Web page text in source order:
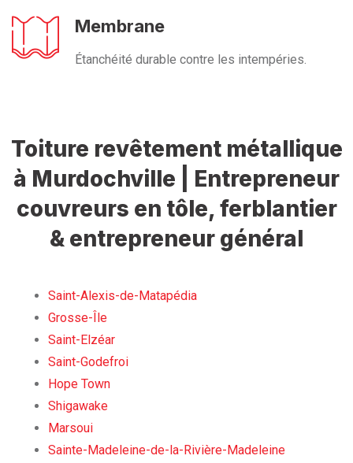
Membrane
Étanchéité durable contre les intempéries.
Toiture revêtement métallique
à Murdochville | Entrepreneur
couvreurs en tôle, ferblantier
& entrepreneur général
Saint-Alexis-de-Matapédia
Grosse-Île
Saint-Elzéar
Saint-Godefroi
Hope Town
Shigawake
Marsoui
Sainte-Madeleine-de-la-Rivière-Madeleine